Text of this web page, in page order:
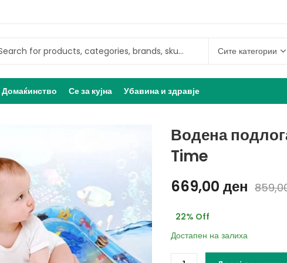
Домаќинство Се за кујна Убавина и здравје
Водена
Time
669,00 ден
22% Off
Достапен на залиха